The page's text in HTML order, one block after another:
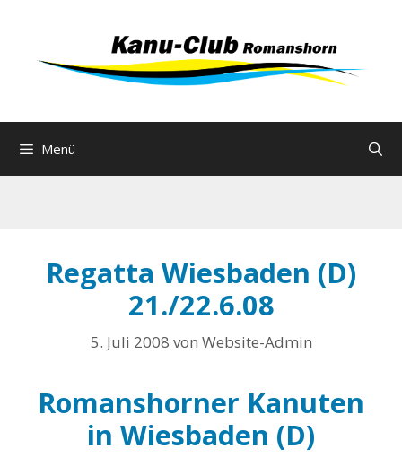
springen
Menü
Regatta Wiesbaden (D)
21./22.6.08
5. Juli 2008 von Website-Admin
Romanshorner Kanuten
in Wiesbaden (D)